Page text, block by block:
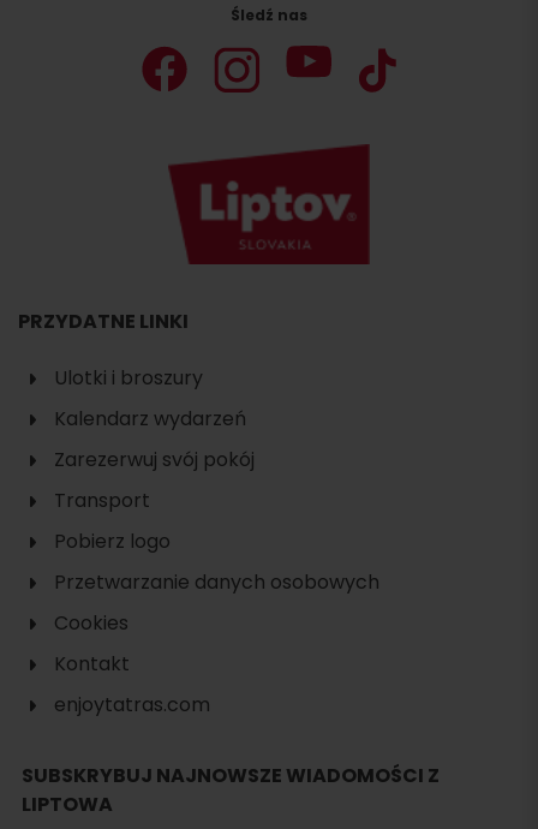
Szukaj
noclegu
Śledź nas
PRZYDATNE LINKI
Ulotki i broszury
Kalendarz wydarzeń
Zarezerwuj svój pokój
Transport
Pobierz logo
Przetwarzanie danych osobowych
Cookies
Kontakt
enjoytatras.com
SUBSKRYBUJ NAJNOWSZE WIADOMOŚCI Z
LIPTOWA